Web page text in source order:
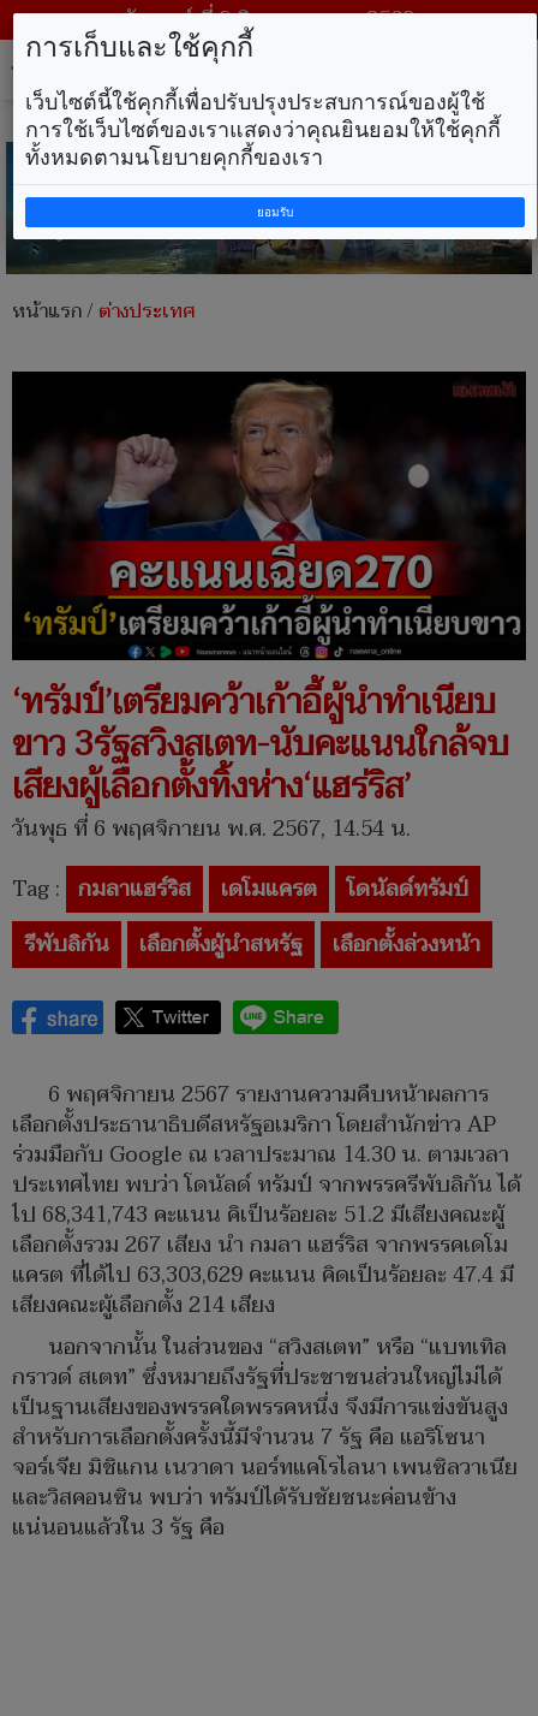
วันเสาร์ ที่ 8 สิงหาคม พ.ศ. 2569
หน้าแรก/ต่างประเทศ
‘ทรัมป์’เตรียมคว้าเก้าอี้ผู้นำทำเนียบ
ขาว 3รัฐสวิงสเตท-นับคะแนนใกล้จบ
เสียงผู้เลือกตั้งทิ้งห่าง‘แฮร่ริส’
วันพุธ ที่ 6 พฤศจิกายน พ.ศ. 2567, 14.54 น.
Tag : กมลาแฮร์ริส เดโมแครต
โดนัลด์ทรัมป์
รีพับลิกัน
เลือกตั้งผู้นำสหรัฐ เลือกตั้งล่วงหน้า
6 พฤศจิกายน 2567 รายงานความคืบหน้าผลการ
เลือกตั้งประธานาธิบดีสหรัฐอเมริกา โดยสำนักข่าว AP
ร่วมมือกับ Google ณ เวลาประมาณ 14.30 น. ตามเวลา
ประเทศไทย พบว่า โดนัลด์ ทรัมป์ จากพรรครีพับลิกัน ได้
ไป 68,341,743 คะแนน คิเป็นร้อยละ 51.2 มีเสียงคณะผู้
เลือกตั้งรวม 267 เสียง นำ กมลา แฮร์ริส จากพรรคเดโม
แครต ที่ได้ไป 63,303,629 คะแนน คิดเป็นร้อยละ 47.4 มี
เสียงคณะผู้เลือกตั้ง 214 เสียง
นอกจากนั้น ในส่วนของ “สวิงสเตท” หรือ “แบทเทิล
กราวด์ สเตท” ซึ่งหมายถึงรัฐที่ประชาชนส่วนใหญ่ไม่ได้
เป็นฐานเสียงของพรรคใดพรรคหนึ่ง จึงมีการแข่งขันสูง
สำหรับการเลือกตั้งครั้งนี้มีจำนวน 7 รัฐ คือ แอริโซนา
จอร์เจีย มิชิแกน เนวาดา นอร์ทแคโรไลนา เพนซิลวาเนีย
และวิสคอนซิน พบว่า ทรัมป์ได้รับชัยชนะค่อนข้าง
แน่นอนแล้วใน 3 รัฐ คือ
การเก็บและใช้คุกกี้
เว็บไซต์นี้ใช้คุกกี้เพื่อปรับปรุงประสบการณ์ของผู้ใช้
การใช้เว็บไซต์ของเราแสดงว่าคุณยินยอมให้ใช้คุกกี้
ทั้งหมดตามนโยบายคุกกี้ของเรา
ยอมรับ